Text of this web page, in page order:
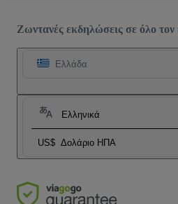
Ζωντανές εκδηλώσεις σε όλο
Ελλάδα
Ελληνικά
US$ Δολάριο ΗΠΑ